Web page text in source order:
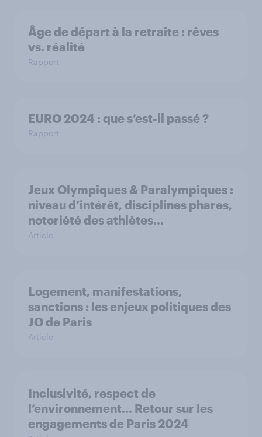
Âge de départ à la retraite : rêves
vs. réalité
Rapport
EURO 2024 : que s’est-il passé ?
Rapport
Jeux Olympiques & Paralympiques :
niveau d’intérêt, disciplines phares,
notoriété des athlètes…
Article
Logement, manifestations,
sanctions : les enjeux politiques des
JO de Paris
Article
Inclusivité, respect de
l’environnement… Retour sur les
engagements de Paris 2024